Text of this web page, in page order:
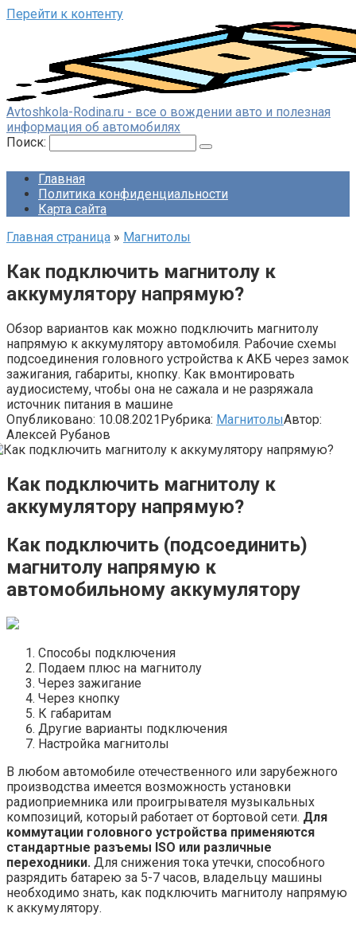
Перейти к контенту
Avtoshkola-Rodina.ru - все о вождении авто и полезная
информация об автомобилях
Поиск:
Главная
Политика конфиденциальности
Карта сайта
Главная страница » Магнитолы
Как подключить магнитолу к
аккумулятору напрямую?
Обзор вариантов как можно подключить магнитолу
напрямую к аккумулятору автомобиля. Рабочие схемы
подсоединения головного устройства к АКБ через замок
зажигания, габариты, кнопку. Как вмонтировать
аудиосистему, чтобы она не сажала и не разряжала
источник питания в машине
Опубликовано: 10.08.2021Рубрика: МагнитолыАвтор:
Алексей Рубанов
Как подключить магнитолу к
аккумулятору напрямую?
Как подключить (подсоединить)
магнитолу напрямую к
автомобильному аккумулятору
Способы подключения
Подаем плюс на магнитолу
Через зажигание
Через кнопку
К габаритам
Другие варианты подключения
Настройка магнитолы
В любом автомобиле отечественного или зарубежного
производства имеется возможность установки
радиоприемника или проигрывателя музыкальных
композиций, который работает от бортовой сети. Для
коммутации головного устройства применяются
стандартные разъемы ISO или различные
переходники. Для снижения тока утечки, способного
разрядить батарею за 5-7 часов, владельцу машины
необходимо знать, как подключить магнитолу напрямую
к аккумулятору.